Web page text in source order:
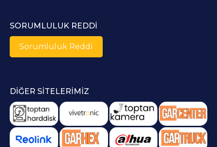
SORUMLULUK REDDI
Sorumluluk Reddi
DIĞER SITELERIMIZ